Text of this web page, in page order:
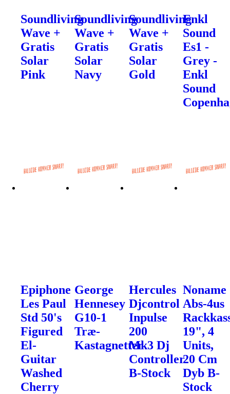
Soundliving
Wave +
Gratis
Solar
Pink
Soundliving
Wave +
Gratis
Solar
Navy
Soundliving
Wave +
Gratis
Solar
Gold
Enkl
Sound
Es1 -
Grey -
Enkl
Sound
Epiphone
Les Paul
Std 50's
Figured
El-
Guitar
Washed
Cherry
George
Hennesey
G10-1
Træ-
Kastagnetter
Hercules
Djcontrol
Inpulse
200
Mk3 Dj
Controller
B-Stock
Noname
Abs-4us
19", 4
Units,
20 Cm
Dyb B-
Stock